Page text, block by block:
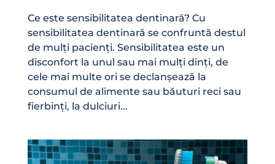
Ce este sensibilitatea dentinară? Cu
sensibilitatea dentinară se confruntă destul
de mulți pacienți. Sensibilitatea este un
disconfort la unul sau mai mulți dinți, de
cele mai multe ori se declanșează la
consumul de alimente sau băuturi reci sau
fierbinți, la dulciuri...